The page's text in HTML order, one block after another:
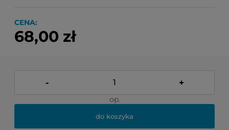
CENA:
68,00 zł
- +
op.
do koszyka